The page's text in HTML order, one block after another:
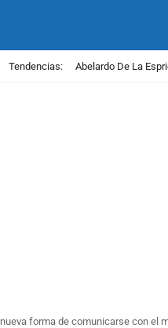
Tendencias: Abelardo De La
forma de comunicarse con el